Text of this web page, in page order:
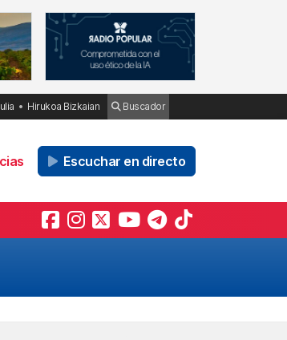
Hirukoa Bizkaian Buscador
Escuchar en directo